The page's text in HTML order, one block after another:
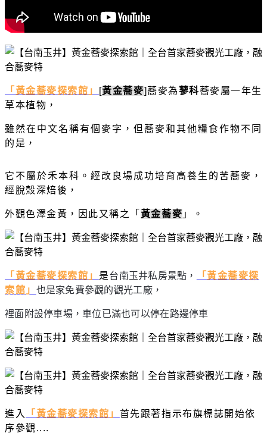
「黃金蕎麥探索館」 [黃金蕎麥]蕎麥為蓼科蕎麥屬一年生
草本植物，
雖然在中文名稱有個麥字，但蕎麥和其他糧食作物不同
的是，
它不屬於禾本科。經改良場成功培育高養生的苦蕎麥，
經脫殼深焙後，
外觀色澤金黃，因此又稱之 「 黃金蕎麥 」 。
「黃金蕎麥探索館」 是台南玉井私房景點，
「黃金蕎麥探
索館」 也是家免費參觀的觀光工廠，
裡面附設停車場，車位已滿也可以停在路邊停車
進入 「黃金蕎麥探索館」 首先跟著指示布旗標誌開始依
序參觀....